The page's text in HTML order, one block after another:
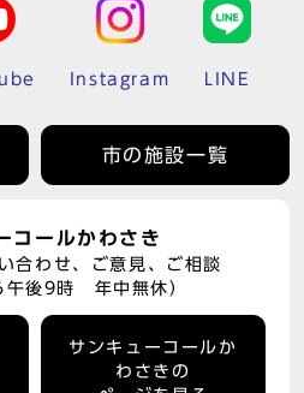
Instagram LINE
市の施設一覧
コールかわさき
合わせ、ご意見、ご相談
午後9時 年中無休）
サンキューコールか
わさきの